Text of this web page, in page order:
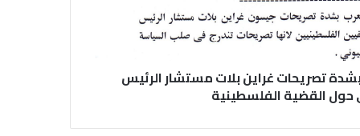
في عيد الصحافة العراقية تحية لكل
الصحفيين ولأرواح شهداء الصحافة
رئيس العراق ومجلس الوزراء والنواب
تصريحات غراين بلات مستشار الرئيس
حول القضية الفلسطينية